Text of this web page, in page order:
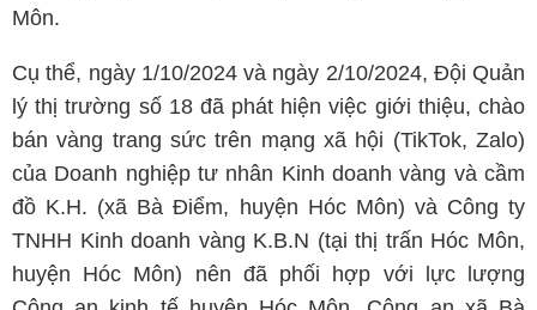
Môn.
Cụ thể, ngày 1/10/2024 và ngày 2/10/2024, Đội Quản
lý thị trường số 18 đã phát hiện việc giới thiệu, chào
bán vàng trang sức trên mạng xã hội (TikTok, Zalo)
của Doanh nghiệp tư nhân Kinh doanh vàng và cầm
đồ K.H. (xã Bà Điểm, huyện Hóc Môn) và Công ty
TNHH Kinh doanh vàng K.B.N (tại thị trấn Hóc Môn,
huyện Hóc Môn) nên đã phối hợp với lực lượng